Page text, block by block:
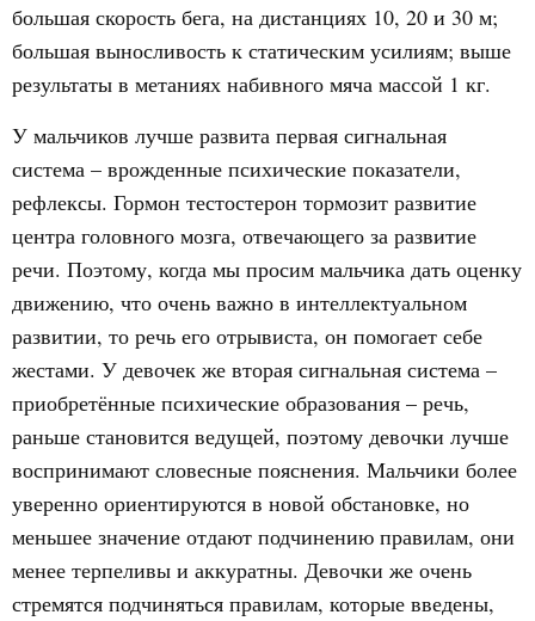
большая скорость бега, на дистанциях 10, 20 и 30 м;
большая выносливость к статическим усилиям; выше
результаты в метаниях набивного мяча массой 1 кг.
У мальчиков лучше развита первая сигнальная
система – врожденные психические показатели,
рефлексы. Гормон тестостерон тормозит развитие
центра головного мозга, отвечающего за развитие
речи. Поэтому, когда мы просим мальчика дать оценку
движению, что очень важно в интеллектуальном
развитии, то речь его отрывиста, он помогает себе
жестами. У девочек же вторая сигнальная система –
приобретённые психические образования – речь,
раньше становится ведущей, поэтому девочки лучше
воспринимают словесные пояснения. Мальчики более
уверенно ориентируются в новой обстановке, но
меньшее значение отдают подчинению правилам, они
менее терпеливы и аккуратны. Девочки же очень
стремятся подчиняться правилам, которые введены,